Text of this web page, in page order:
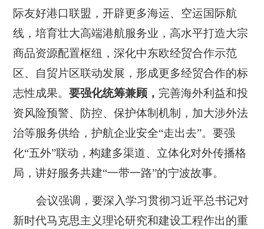
际友好港口联盟，开辟更多海运、空运国际航
线，培育壮大高端港航服务业，高水平打造大宗
商品资源配置枢纽，深化中东欧经贸合作示范
区、自贸片区联动发展，形成更多经贸合作的标
志性成果。要强化统筹兼顾 ， 完善海外利益和投
资风险预警、防控、保护体制机制，加大涉外法
治等服务供给，护航企业安全“走出去”。要强
化“五外”联动，构建多渠道、立体化对外传播格
局，讲好服务共建“一带一路”的宁波故事。
会议强调，要深入学习贯彻习近平总书记对
新时代马克思主义理论研究和建设工程作出的重